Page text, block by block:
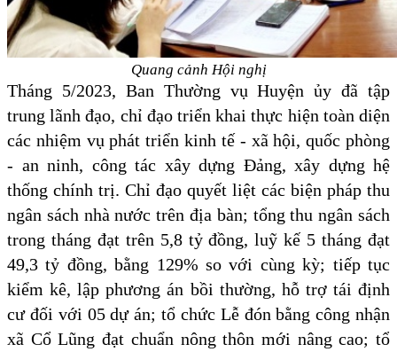
Quang cảnh Hội nghị
Tháng 5/2023, Ban Thường vụ Huyện ủy đã tập
trung lãnh đạo, chỉ đạo triển khai thực hiện toàn diện
các nhiệm vụ phát triển kinh tế - xã hội, quốc phòng
- an ninh, công tác xây dựng Đảng, xây dựng hệ
thống chính trị. Chỉ đạo quyết liệt các biện pháp thu
ngân sách nhà nước trên địa bàn; tổng thu ngân sách
trong tháng đạt trên 5,8 tỷ đồng, luỹ kế 5 tháng đạt
49,3 tỷ đồng, bằng 129% so với cùng kỳ; tiếp tục
kiểm kê, lập phương án bồi thường, hỗ trợ tái định
cư đối với 05 dự án; tổ chức Lễ đón bằng công nhận
xã Cổ Lũng đạt chuẩn nông thôn mới nâng cao; tổ